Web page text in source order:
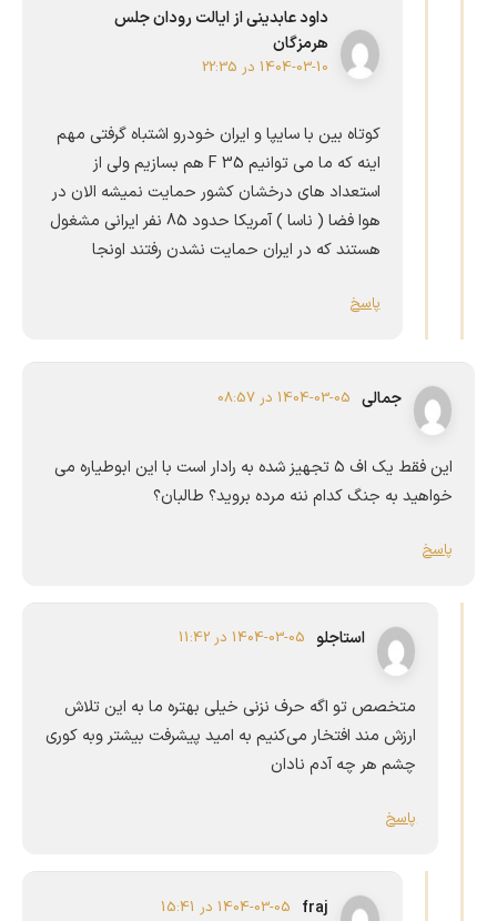
داود عابدینی از ایالت رودان جلس
هرمزگان
1404-03-10 در 22:35
کوتاه بین با سایپا و ایران خودرو اشتباه گرفتی مهم
اینه که ما می توانیم F 35 هم بسازیم ولی از
استعداد های درخشان کشور حمایت نمیشه الان در
هوا فضا ( ناسا ) آمریکا حدود 85 نفر ایرانی مشغول
هستند که در ایران حمایت نشدن رفتند اونجا
پاسخ
جمالی 1404-03-05 در 08:57
این فقط یک اف ۵ تجهیز شده به رادار است با این ابوطیاره می
خواهید به جنگ کدام ننه مرده بروید؟ طالبان؟
پاسخ
استاجلو 1404-03-05 در 11:42
متخصص تو اگه حرف نزنی خیلی بهتره ما به این تلاش
ارزش مند افتخار می‌کنیم به امید پیشرفت بیشتر وبه کوری
چشم هر چه آدم نادان
پاسخ
fraj 1404-03-05 در 15:41